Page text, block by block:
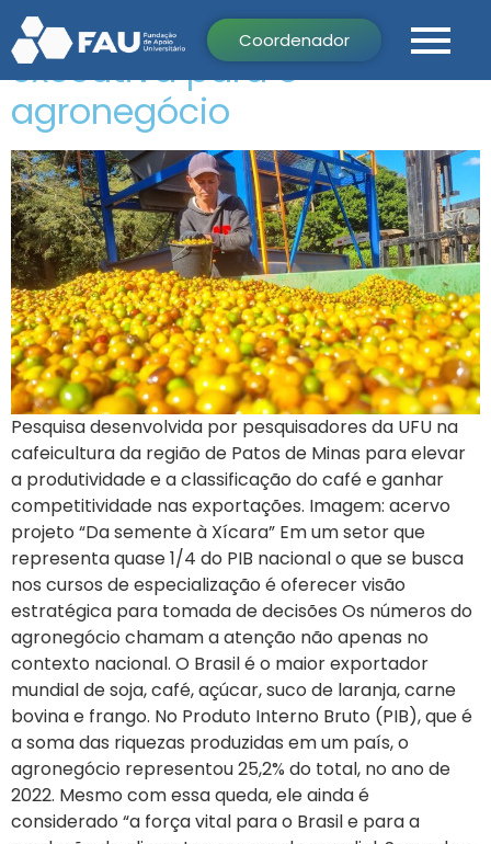
Coordenador
direcionada na formação
executiva para o
agronegócio
Pesquisa desenvolvida por pesquisadores da UFU na
cafeicultura da região de Patos de Minas para elevar
a produtividade e a classificação do café e ganhar
competitividade nas exportações. Imagem: acervo
projeto “Da semente à Xícara” Em um setor que
representa quase 1/4 do PIB nacional o que se busca
nos cursos de especialização é oferecer visão
estratégica para tomada de decisões Os números do
agronegócio chamam a atenção não apenas no
contexto nacional. O Brasil é o maior exportador
mundial de soja, café, açúcar, suco de laranja, carne
bovina e frango. No Produto Interno Bruto (PIB), que é
a soma das riquezas produzidas em um país, o
agronegócio representou 25,2% do total, no ano de
2022. Mesmo com essa queda, ele ainda é
considerado “a força vital para o Brasil e para a